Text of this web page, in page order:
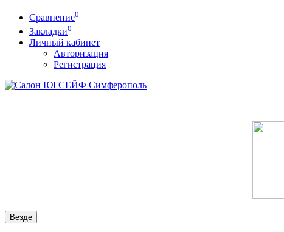
Сравнение0
Закладки0
Личный кабинет
Авторизация
Регистрация
Везде